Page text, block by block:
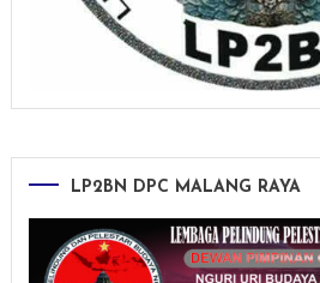
LP2BN DPC MALANG RAYA